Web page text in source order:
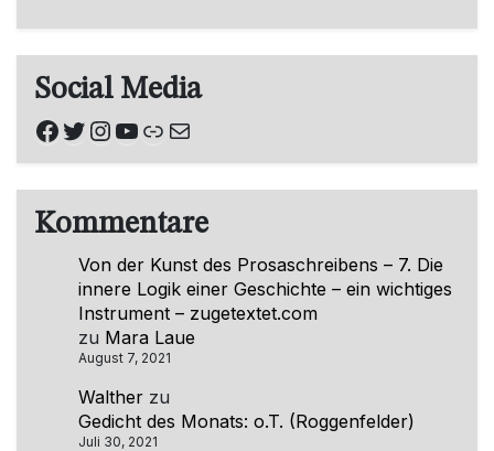
Social Media
Facebook
Twitter
Instagram
YouTube
Link
E-Mail
Kommentare
Von der Kunst des Prosaschreibens – 7. Die
innere Logik einer Geschichte – ein wichtiges
Instrument – zugetextet.com
zu Mara Laue
August 7, 2021
Walther zu
Gedicht des Monats: o.T. (Roggenfelder)
Juli 30, 2021